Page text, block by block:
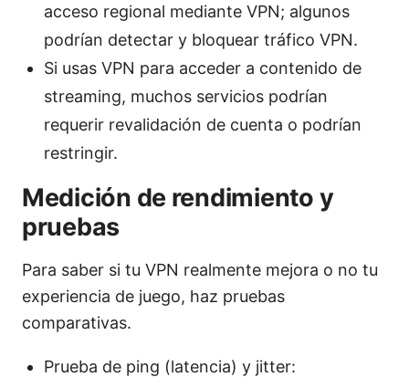
acceso regional mediante VPN; algunos
podrían detectar y bloquear tráfico VPN.
Si usas VPN para acceder a contenido de
streaming, muchos servicios podrían
requerir revalidación de cuenta o podrían
restringir.
Medición de rendimiento y
pruebas
Para saber si tu VPN realmente mejora o no tu
experiencia de juego, haz pruebas
comparativas.
Prueba de ping (latencia) y jitter: